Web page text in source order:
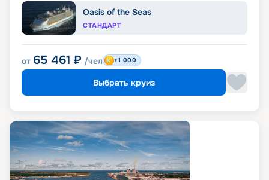
Oasis of the Seas
СТАНДАРТ
от 65 461 ₽ /чел +1 000
Выбрать круиз